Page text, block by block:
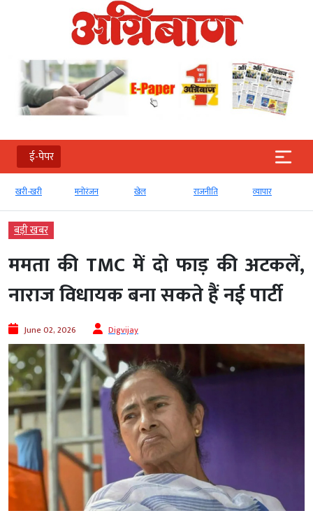
ई-पेपर
खरी-खरी मनोरंजन खेल राजनीति व्‍यापार
बड़ी खबर
ममता की TMC में दो फाड़ की अटकलें,
नाराज विधायक बना सकते हैं नई पार्टी
June 02, 2026 Digvijay